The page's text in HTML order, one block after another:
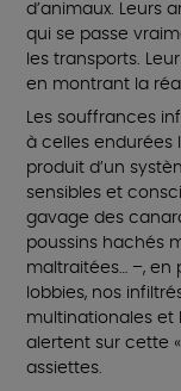
d’animaux. Leurs
qui se passe
les transports.
en montrant la
Les souffrances
à celles endurées
produit d’un
sensibles et
gavage des
poussins hachés
maltraitées… –, en
lobbies, nos
multinationales et
alertent sur cette
assiettes.